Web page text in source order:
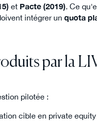
et Pacte (2019). Ce
intégrer unquota
par la
pilotée :
cible en private